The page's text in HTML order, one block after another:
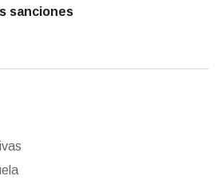
sanciones